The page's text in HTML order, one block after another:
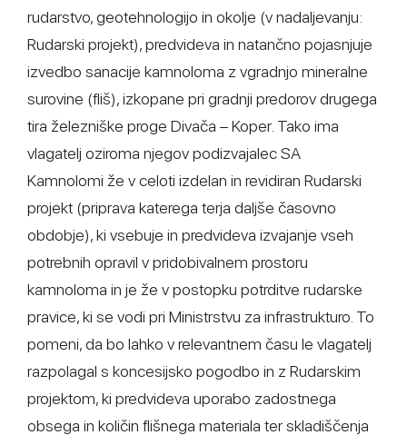
rudarstvo, geotehnologijo in okolje (v nadaljevanju:
Rudarski projekt), predvideva in natančno pojasnjuje
izvedbo sanacije kamnoloma z vgradnjo mineralne
surovine (fliš), izkopane pri gradnji predorov drugega
tira železniške proge Divača – Koper. Tako ima
vlagatelj oziroma njegov podizvajalec SA
Kamnolomi že v celoti izdelan in revidiran Rudarski
projekt (priprava katerega terja daljše časovno
obdobje), ki vsebuje in predvideva izvajanje vseh
potrebnih opravil v pridobivalnem prostoru
kamnoloma in je že v postopku potrditve rudarske
pravice, ki se vodi pri Ministrstvu za infrastrukturo. To
pomeni, da bo lahko v relevantnem času le vlagatelj
razpolagal s koncesijsko pogodbo in z Rudarskim
projektom, ki predvideva uporabo zadostnega
obsega in količin flišnega materiala ter skladiščenja